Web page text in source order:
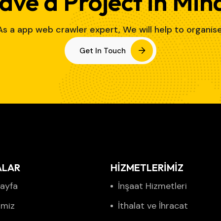
a app web crawler expert, We will help to
Get In Touch
HİZMETLERİMİZ
İnşaat Hizmetleri
İthalat ve İhracat